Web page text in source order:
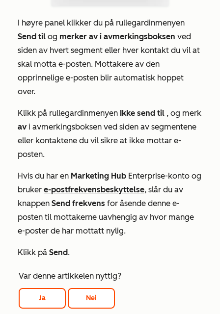
I høyre panel klikker du på rullegardinmenyen
Send til og merker av i avmerkingsboksen ved
siden av hvert segment eller hver kontakt du vil at
skal motta e-posten. Mottakere av den
opprinnelige e-posten blir automatisk hoppet
over.
Klikk på rullegardinmenyen Ikke send til , og merk
av i avmerkingsboksen ved siden av segmentene
eller kontaktene du vil sikre at ikke mottar e-
posten.
Hvis du har en Marketing Hub Enterprise-konto og
bruker e-postfrekvensbeskyttelse, slår du av
knappen Send frekvens for åsende denne e-
posten til mottakerne uavhengig av hvor mange
e-poster de har mottatt nylig.
Klikk på Send.
Var denne artikkelen nyttig?
Ja Nei